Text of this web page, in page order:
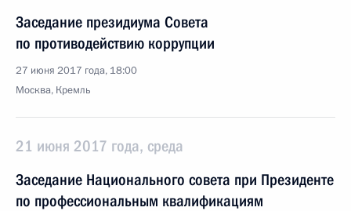
Заседание президиума Совета
по противодействию коррупции
27 июня 2017 года, 18:00
Москва, Кремль
21 июня 2017 года, среда
Заседание Национального совета при Президенте
по профессиональным квалификациям